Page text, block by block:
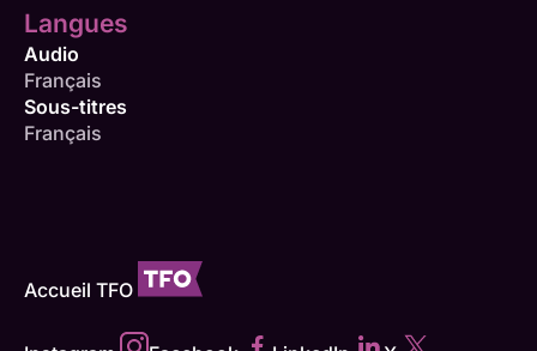
Langues
Audio
Français
Sous-titres
Français
Accueil TFO